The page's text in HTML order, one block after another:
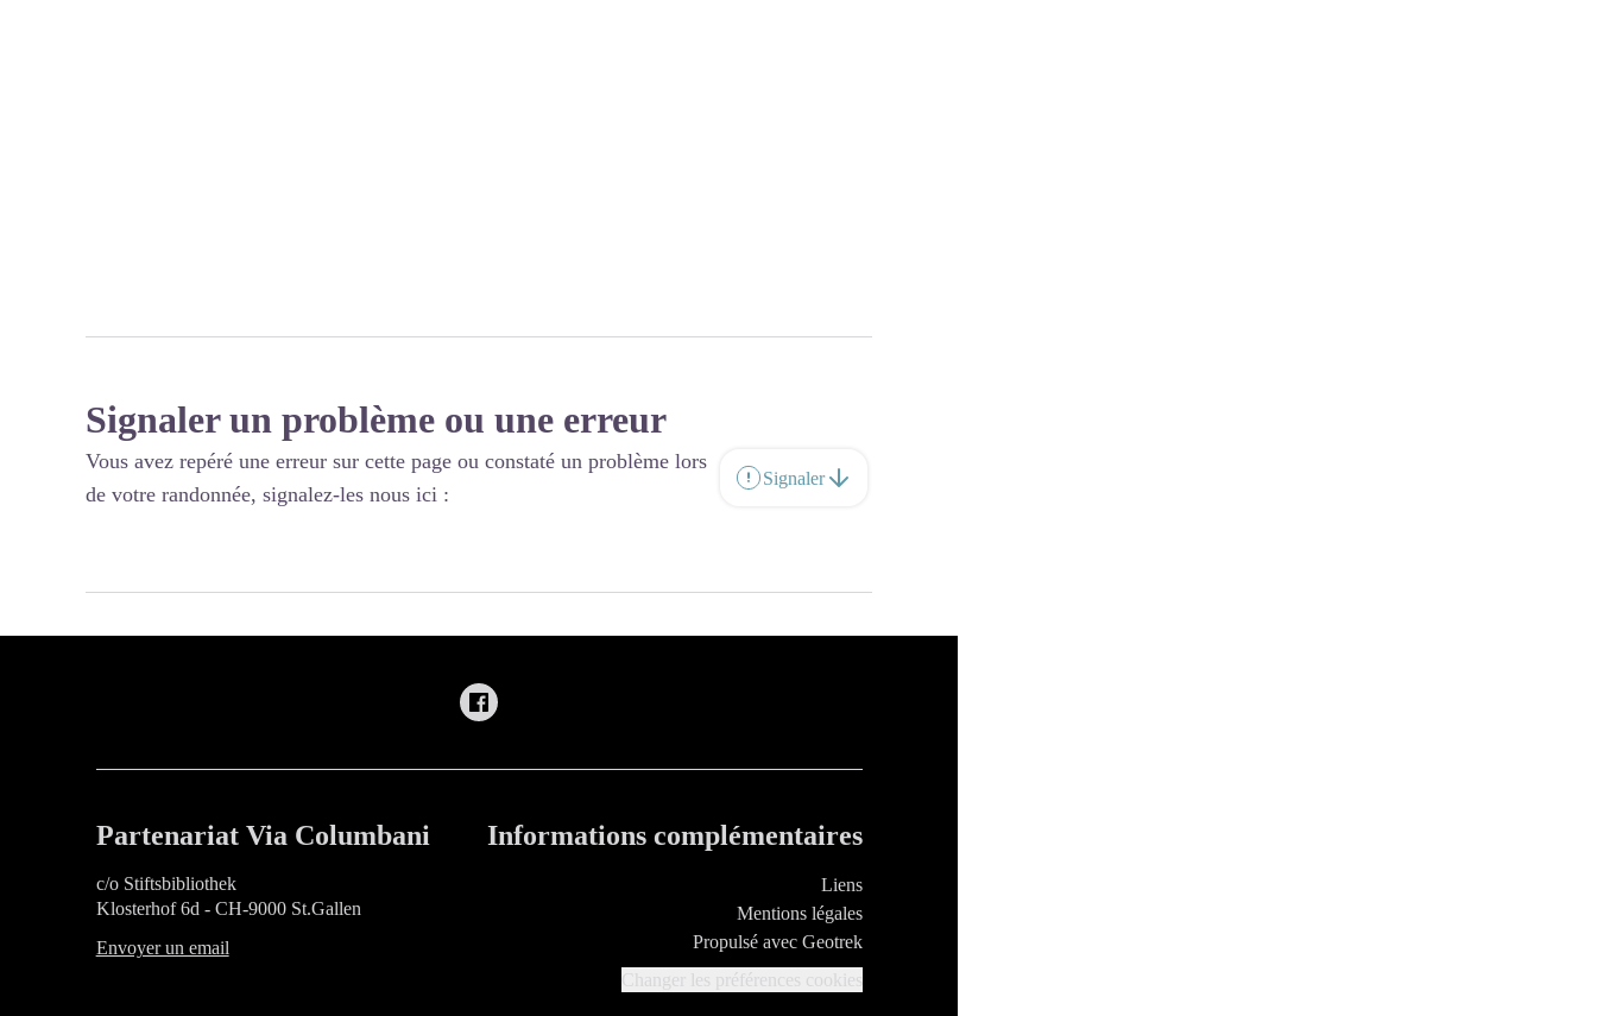
Signaler un problème ou une erreur
Vous avez repéré une erreur sur cette page ou constaté un problème lors
de votre randonnée, signalez-les nous ici :
Signaler
Partenariat Via Columbani
c/o Stiftsbibliothek
Klosterhof 6d - CH-9000 St.Gallen
Envoyer un email
Informations complémentaires
Liens
Mentions légales
Propulsé avec Geotrek
Changer les préférences cookies